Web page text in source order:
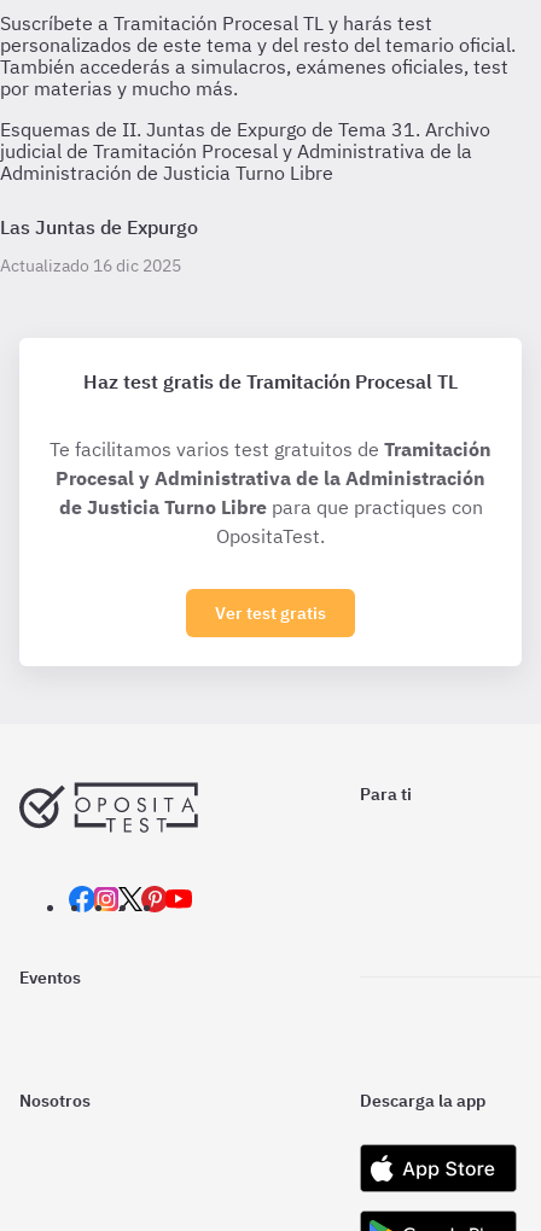
Esquemas de II. Juntas de Expurgo de Tema 31. Archivo
judicial de Tramitación Procesal y Administrativa de la
Administración de Justicia Turno Libre
Las Juntas de Expurgo
Actualizado 16 dic 2025
Haz test gratis de Tramitación Procesal TL
Te facilitamos varios test gratuitos de Tramitación
Procesal y Administrativa de la Administración
de Justicia Turno Librepara que practiques con
OpositaTest.
Ver test gratis
Para ti
Eventos
Nosotros Descarga la app